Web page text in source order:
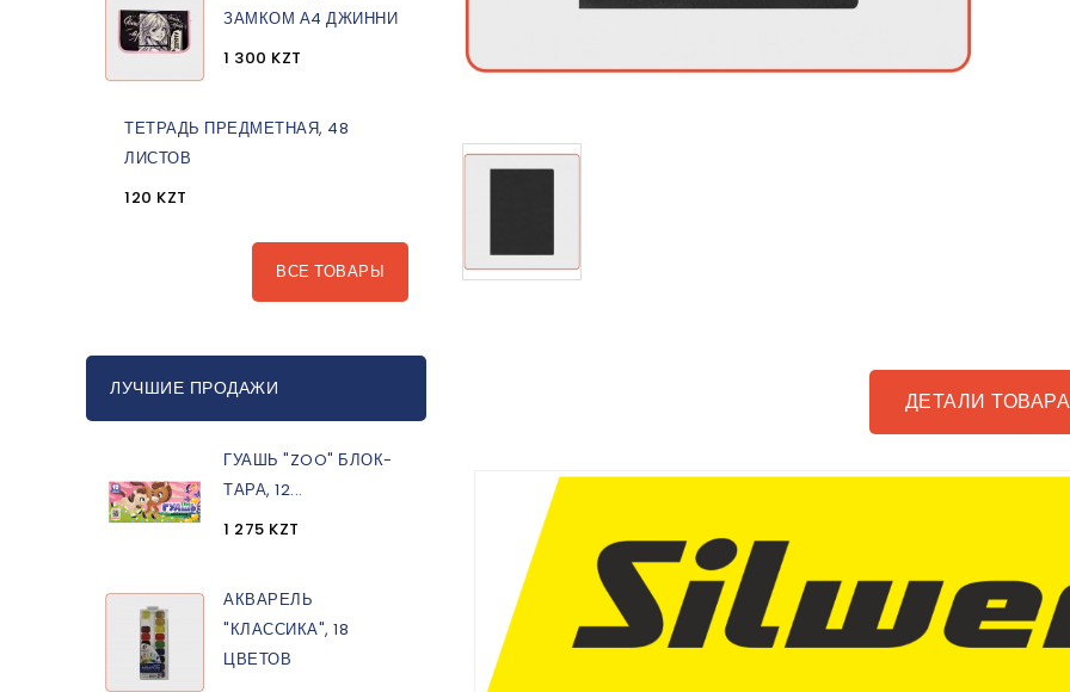
ЗАМКОМ А4 ДЖИННИ
1 300 KZT
ТЕТРАДЬ ПРЕДМЕТНАЯ, 48
ЛИСТОВ
120 KZT
ВСЕ ТОВАРЫ
ЛУЧШИЕ ПРОДАЖИ
ГУАШЬ "ZOO" БЛОК-
ТАРА, 12...
1 275 KZT
АКВАРЕЛЬ
"КЛАССИКА", 18
ЦВЕТОВ
ДЕТАЛИ ТОВАРА